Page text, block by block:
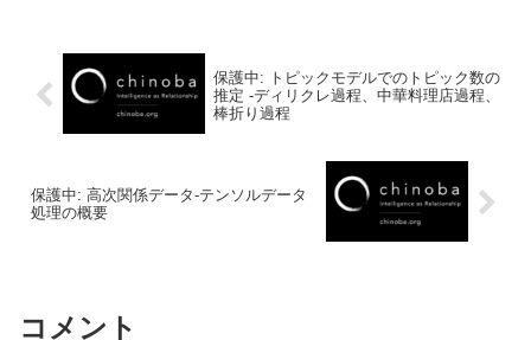
保護中: トピックモデルでのトピック数の
推定 -ディリクレ過程、中華料理店過程、
棒折り過程
保護中: 高次関係データ-テンソルデータ
処理の概要
コメント